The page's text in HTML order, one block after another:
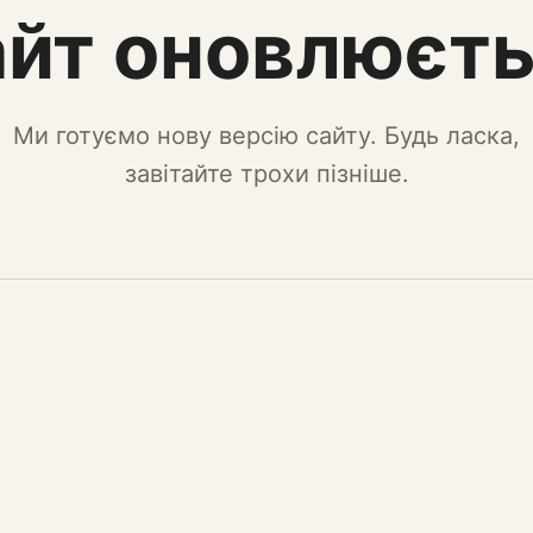
Ми готуємо нову версію сайту. Будь ласка,
завітайте трохи пізніше.